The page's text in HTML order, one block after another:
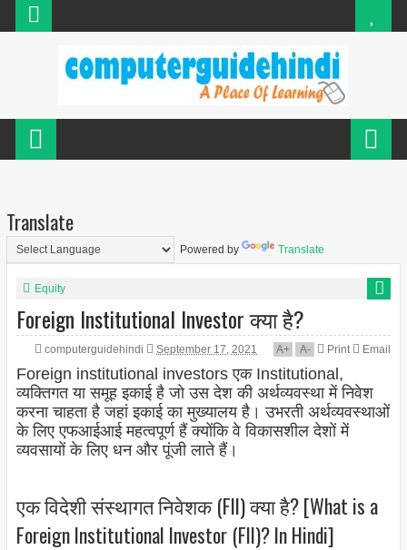
Translate
Powered by Translate
Equity
Foreign Institutional Investor क्या है?
computerguidehindi September 17, 2021 A+ A- Print Email
Foreign institutional investors एक Institutional,
व्यक्तिगत या समूह इकाई है जो उस देश की अर्थव्यवस्था में निवेश
करना चाहता है जहां इकाई का मुख्यालय है। उभरती अर्थव्यवस्थाओं
के लिए एफआईआई महत्वपूर्ण हैं क्योंकि वे विकासशील देशों में
व्यवसायों के लिए धन और पूंजी लाते हैं।
एक विदेशी संस्थागत निवेशक (FII) क्या है? [What is a
Foreign Institutional Investor (FII)? In Hindi]